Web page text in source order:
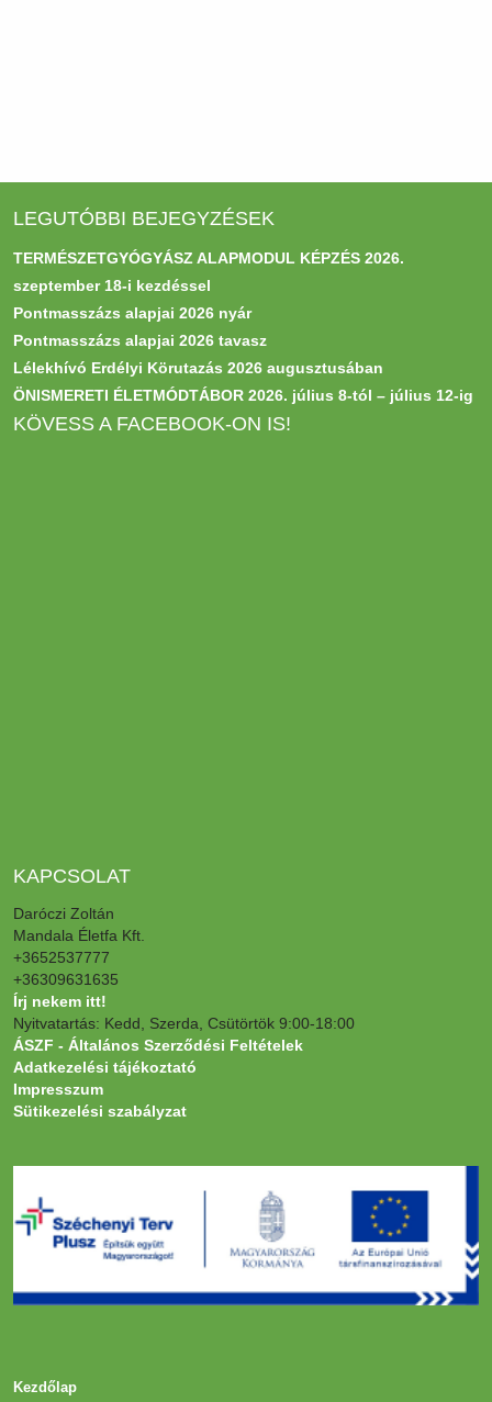
LEGUTÓBBI BEJEGYZÉSEK
TERMÉSZETGYÓGYÁSZ ALAPMODUL KÉPZÉS 2026.
szeptember 18-i kezdéssel
Pontmasszázs alapjai 2026 nyár
Pontmasszázs alapjai 2026 tavasz
Lélekhívó Erdélyi Körutazás 2026 augusztusában
ÖNISMERETI ÉLETMÓDTÁBOR 2026. július 8-tól – július 12-ig
KÖVESS A FACEBOOK-ON IS!
KAPCSOLAT
Daróczi Zoltán
Mandala Életfa Kft.
+3652537777
+36309631635
Írj nekem itt!
Nyitvatartás: Kedd, Szerda, Csütörtök 9:00-18:00
ÁSZF - Általános Szerződési Feltételek
Adatkezelési tájékoztató
Impresszum
Sütikezelési szabályzat
Kezdőlap